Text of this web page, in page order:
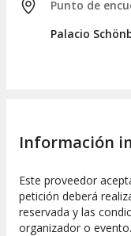
Aforo
Dependiendo del
Punto de
Palacio
Información
Este proveedor
petición deberá
reservada y las
organizador o evento.